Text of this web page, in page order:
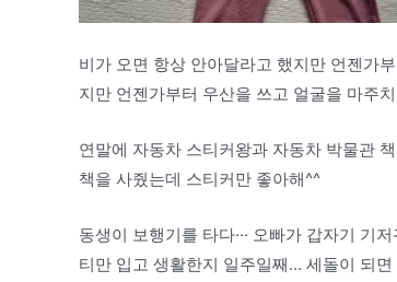
비가 오면 항상 안아달라고 했지만 언젠가
지만 언젠가부터 우산을 쓰고 얼굴을 마주
연말에 자동차 스티커왕과 자동차 박물관
책을 사줬는데 스티커만 좋아해^^
동생이 보행기를 타다··· 오빠가 갑자기 기
티만 입고 생활한지 일주일째… 세돌이 되